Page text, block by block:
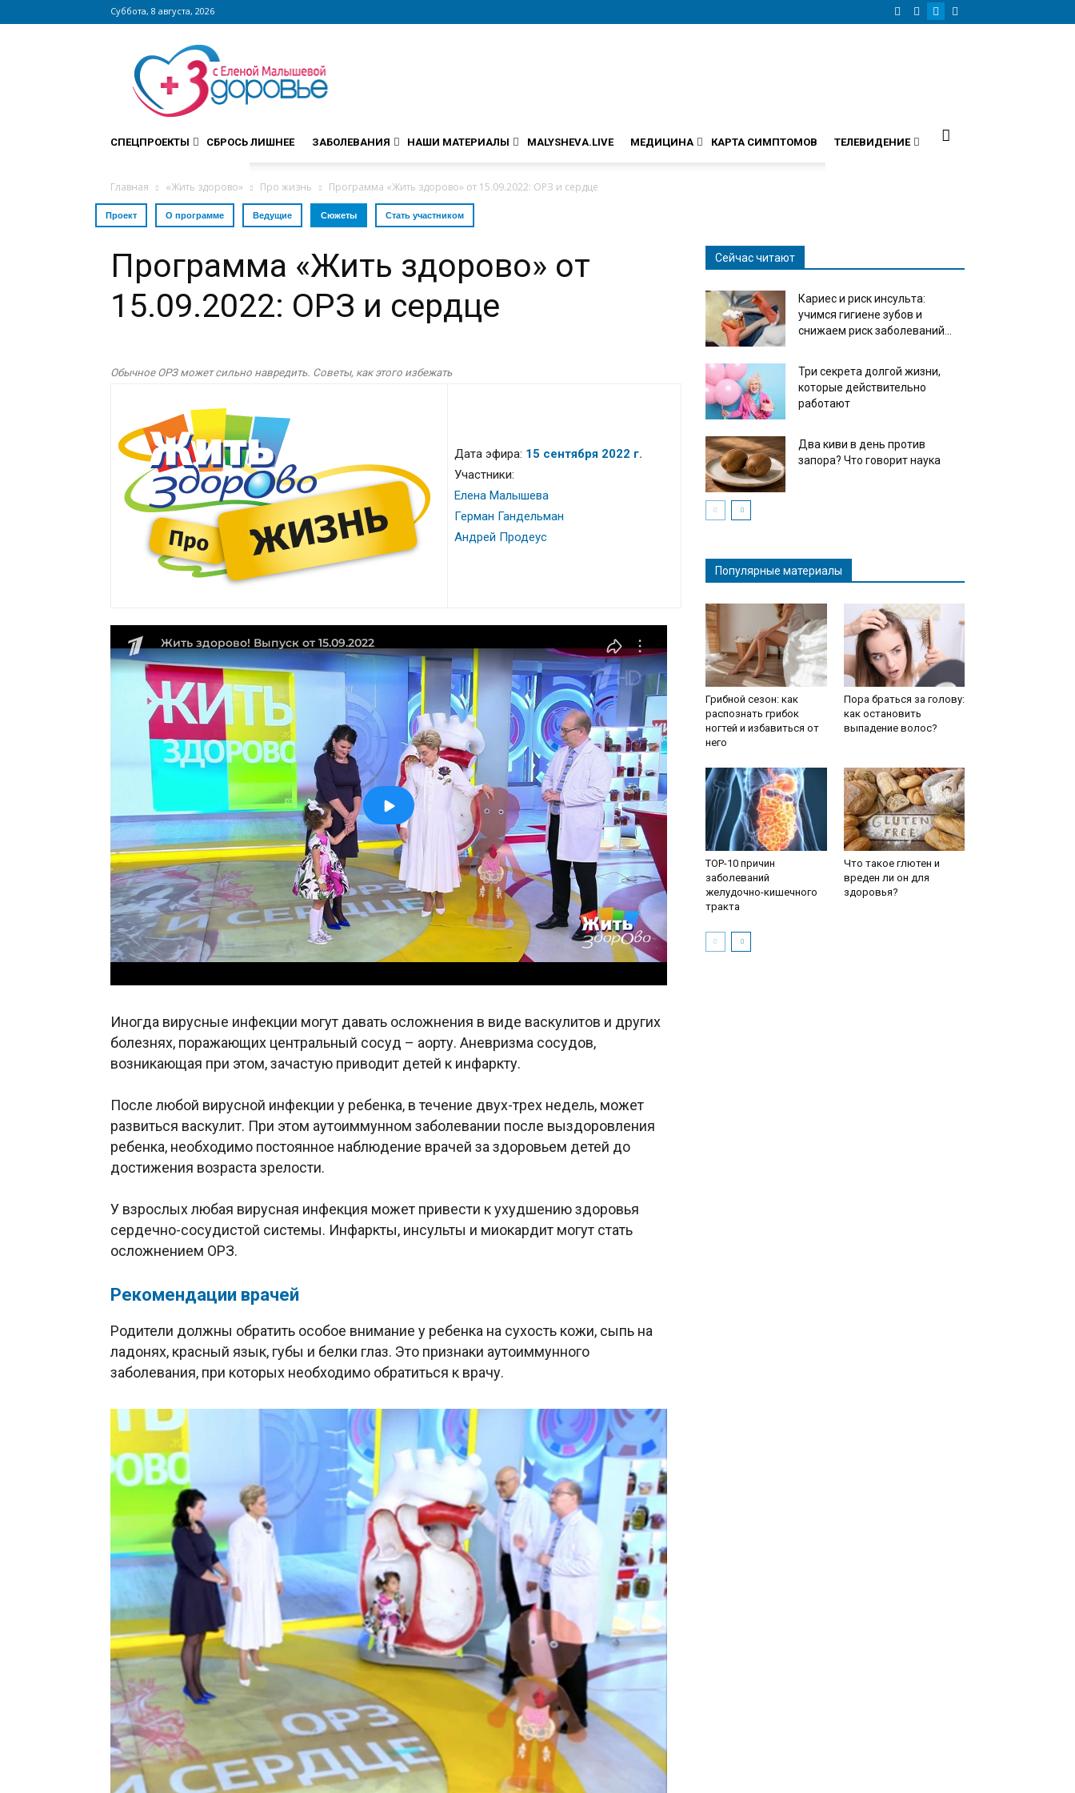
Суббота, 8 августа, 2026
Сайт
zdorovieinfo.ru
крупнейший
медицинский
интернет-
СПЕЦПРОЕКТЫ СБРОСЬ ЛИШНЕЕ ЗАБОЛЕВАНИЯ НАШИ МАТЕРИАЛЫ MALYSHEVA.LIVE МЕДИЦИНА КАРТА СИМПТОМОВ ТЕЛЕВИДЕНИЕ
Главная «Жить здорово» Про жизнь Программа «Жить здорово» от 15.09.2022: ОРЗ и сердце
Проект О программе Ведущие Сюжеты Стать участником
Программа «Жить здорово» от
15.09.2022: ОРЗ и сердце
Обычное ОРЗ может сильно навредить. Советы, как этого избежать
Дата эфира: 15 сентября 2022 г.
Участники:
Елена Малышева
Герман Гандельман
Андрей Продеус
Иногда вирусные инфекции могут давать осложнения в виде васкулитов и других
болезнях, поражающих центральный сосуд – аорту. Аневризма сосудов,
возникающая при этом, зачастую приводит детей к инфаркту.
После любой вирусной инфекции у ребенка, в течение двух-трех недель, может
развиться васкулит. При этом аутоиммунном заболевании после выздоровления
ребенка, необходимо постоянное наблюдение врачей за здоровьем детей до
достижения возраста зрелости.
У взрослых любая вирусная инфекция может привести к ухудшению здоровья
сердечно-сосудистой системы. Инфаркты, инсульты и миокардит могут стать
осложнением ОРЗ.
Рекомендации врачей
Родители должны обратить особое внимание у ребенка на сухость кожи, сыпь на
ладонях, красный язык, губы и белки глаз. Это признаки аутоиммунного
заболевания, при которых необходимо обратиться к врачу.
Сейчас читают
Кариес и риск инсульта:
учимся гигиене зубов и
снижаем риск заболеваний...
Три секрета долгой жизни,
которые действительно
работают
Два киви в день против
запора? Что говорит наука
Популярные материалы
Грибной сезон: как
распознать грибок
ногтей и избавиться от
него
Пора браться за голову:
как остановить
выпадение волос?
TOP-10 причин
заболеваний
желудочно-кишечного
тракта
Что такое глютен и
вреден ли он для
здоровья?